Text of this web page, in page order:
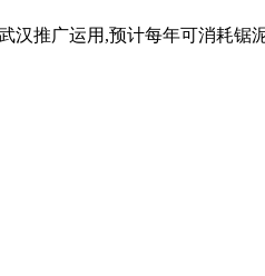
推广运用,预计每年可消耗锯